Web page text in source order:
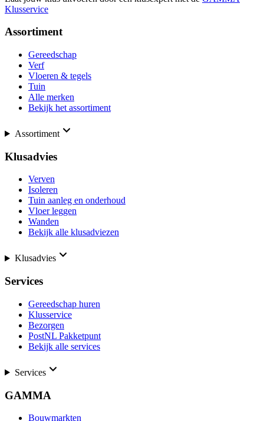
Klusservice
Assortiment
Gereedschap
Verf
Vloeren & tegels
Tuin
Alle merken
Bekijk het assortiment
Assortiment
Klusadvies
Verven
Isoleren
Tuin aanleg en onderhoud
Vloer leggen
Wanden
Bekijk alle klusadviezen
Klusadvies
Services
Gereedschap huren
Klusservice
Bezorgen
PostNL Pakketpunt
Bekijk alle services
Services
GAMMA
Bouwmarkten